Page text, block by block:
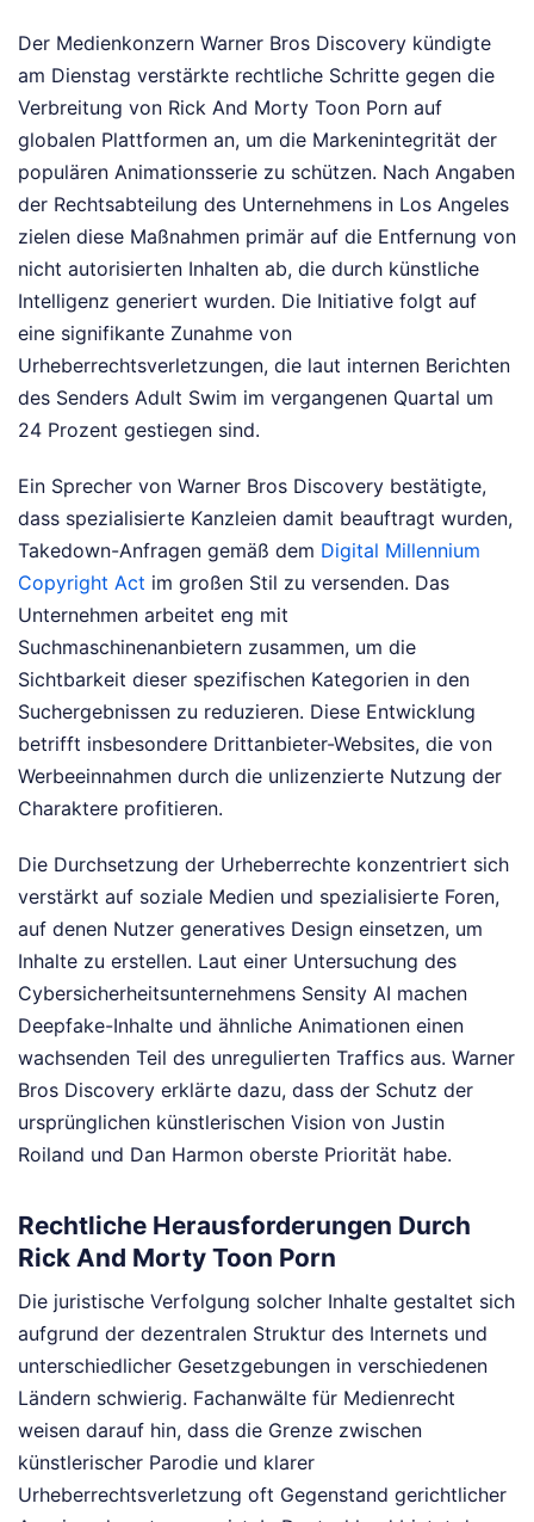
Der Medienkonzern Warner Bros Discovery kündigte
am Dienstag verstärkte rechtliche Schritte gegen die
Verbreitung von Rick And Morty Toon Porn auf
globalen Plattformen an, um die Markenintegrität der
populären Animationsserie zu schützen. Nach Angaben
der Rechtsabteilung des Unternehmens in Los Angeles
zielen diese Maßnahmen primär auf die Entfernung von
nicht autorisierten Inhalten ab, die durch künstliche
Intelligenz generiert wurden. Die Initiative folgt auf
eine signifikante Zunahme von
Urheberrechtsverletzungen, die laut internen Berichten
des Senders Adult Swim im vergangenen Quartal um
24 Prozent gestiegen sind.
Ein Sprecher von Warner Bros Discovery bestätigte,
dass spezialisierte Kanzleien damit beauftragt wurden,
Takedown-Anfragen gemäß dem Digital Millennium
Copyright Act im großen Stil zu versenden. Das
Unternehmen arbeitet eng mit
Suchmaschinenanbietern zusammen, um die
Sichtbarkeit dieser spezifischen Kategorien in den
Suchergebnissen zu reduzieren. Diese Entwicklung
betrifft insbesondere Drittanbieter-Websites, die von
Werbeeinnahmen durch die unlizenzierte Nutzung der
Charaktere profitieren.
Die Durchsetzung der Urheberrechte konzentriert sich
verstärkt auf soziale Medien und spezialisierte Foren,
auf denen Nutzer generatives Design einsetzen, um
Inhalte zu erstellen. Laut einer Untersuchung des
Cybersicherheitsunternehmens Sensity AI machen
Deepfake-Inhalte und ähnliche Animationen einen
wachsenden Teil des unregulierten Traffics aus. Warner
Bros Discovery erklärte dazu, dass der Schutz der
ursprünglichen künstlerischen Vision von Justin
Roiland und Dan Harmon oberste Priorität habe.
Rechtliche Herausforderungen Durch
Rick And Morty Toon Porn
Die juristische Verfolgung solcher Inhalte gestaltet sich
aufgrund der dezentralen Struktur des Internets und
unterschiedlicher Gesetzgebungen in verschiedenen
Ländern schwierig. Fachanwälte für Medienrecht
weisen darauf hin, dass die Grenze zwischen
künstlerischer Parodie und klarer
Urheberrechtsverletzung oft Gegenstand gerichtlicher